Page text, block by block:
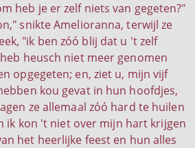
heb je er zelf niets van gegeten?"
snikte Amelioranna, terwijl ze
"ik ben zóó blij dat u 't zelf
heusch niet meer genomen
opgegeten; en, ziet u, mijn vijf
kou gevat in hun hoofdjes,
ze allemaal zóó hard te huilen
ik kon 't niet over mijn hart krijgen
het heerlijke feest en hun alles